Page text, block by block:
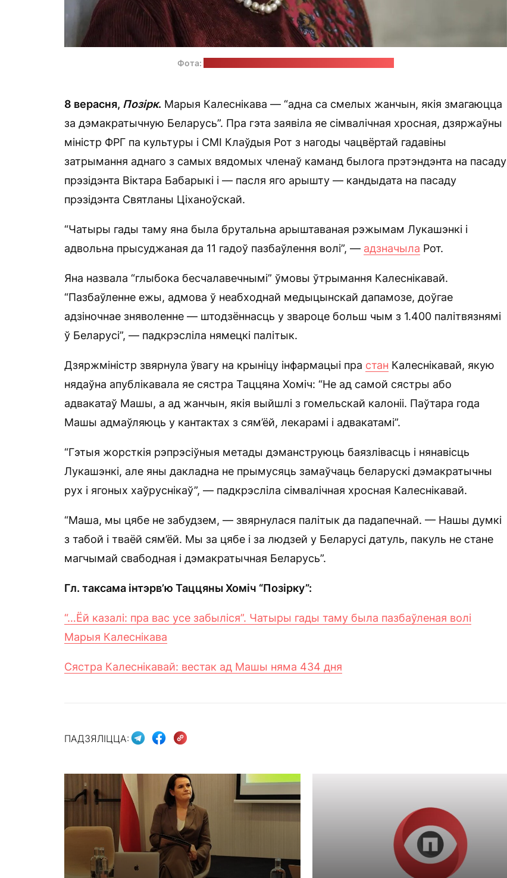
Фота:
8 верасня, Позірк. Марыя Калеснікава — “адна са смелых жанчын, якія змагаюцца
за дэмакратычную Беларусь”. Пра гэта заявіла яе сімвалічная хросная, дзяржаўны
міністр ФРГ па культуры і СМІ Клаўдыя Рот з нагоды чацвёртай гадавіны
затрымання аднаго з самых вядомых членаў каманд былога прэтэндэнта на пасаду
прэзідэнта Віктара Бабарыкі і — пасля яго арышту — кандыдата на пасаду
прэзідэнта Святланы Ціханоўскай.
“Чатыры гады таму яна была брутальна арыштаваная рэжымам Лукашэнкі і
адвольна прысуджаная да 11 гадоў пазбаўлення волі”, — адзначыла Рот.
Яна назвала “глыбока бесчалавечнымі” ўмовы ўтрымання Калеснікавай.
“Пазбаўленне ежы, адмова ў неабходнай медыцынскай дапамозе, доўгае
адзіночнае зняволенне — штодзённасць у звароце больш чым з 1.400 палітвязнямі
ў Беларусі”, — падкрэсліла нямецкі палітык.
Дзяржміністр звярнула ўвагу на крыніцу інфармацыі пра стан Калеснікавай, якую
нядаўна апублікавала яе сястра Таццяна Хоміч: “Не ад самой сястры або
адвакатаў Машы, а ад жанчын, якія выйшлі з гомельскай калоніі. Паўтара года
Машы адмаўляюць у кантактах з сям’ёй, лекарамі і адвакатамі”.
“Гэтыя жорсткія рэпрэсіўныя метады дэманструюць баязлівасць і нянавісць
Лукашэнкі, але яны дакладна не прымусяць замаўчаць беларускі дэмакратычны
рух і ягоных хаўруснікаў”, — падкрэсліла сімвалічная хросная Калеснікавай.
“Маша, мы цябе не забудзем, — звярнулася палітык да падапечнай. — Нашы думкі
з табой і тваёй сям’ёй. Мы за цябе і за людзей у Беларусі датуль, пакуль не стане
магчымай свабодная і дэмакратычная Беларусь”.
Гл. таксама інтэрв’ю Таццяны Хоміч “Позірку”:
“…Ёй казалі: пра вас усе забыліся”. Чатыры гады таму была пазбаўленая волі
Марыя Калеснікава
Сястра Калеснікавай: вестак ад Машы няма 434 дня
ПАДЗЯЛІЦЦА: